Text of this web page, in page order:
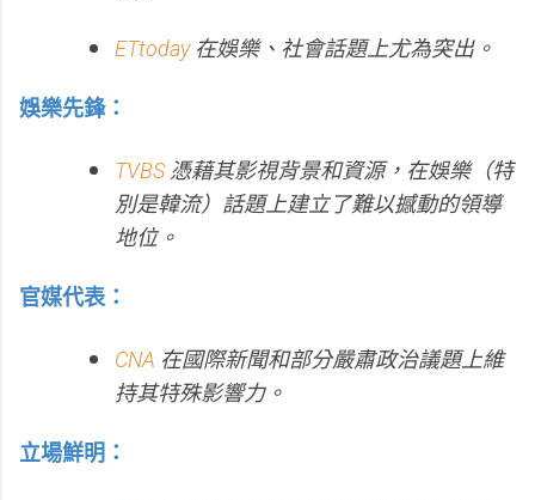
ETtoday在娛樂、社會話題上尤為突出。
娛樂先鋒：
TVBS憑藉其影視背景和資源，在娛樂（特
別是韓流）話題上建立了難以撼動的領導
地位。
官媒代表：
CNA 在國際新聞和部分嚴肅政治議題上維
持其特殊影響力。
立場鮮明：